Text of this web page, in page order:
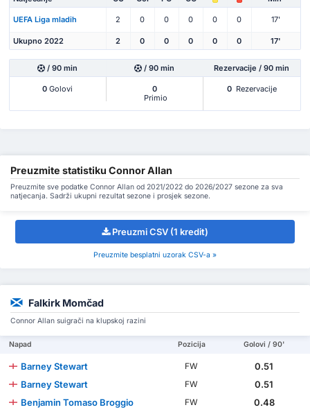
UEFA Liga mladih 2 0 0 0 0 0 17'
Ukupno 2022 2 0 0 0 0 0 17'
/ 90 min / 90 min Rezervacije / 90 min
0 Golovi
0
Primio
0 Rezervacije
Preuzmite statistiku Connor Allan
Preuzmite sve podatke Connor Allan od 2021/2022 do 2026/2027 sezone za sva
natjecanja. Sadrži ukupni rezultat sezone i prosjek sezone.
Preuzmi CSV (1 kredit)
Preuzmite besplatni uzorak CSV-a »
Falkirk Momčad
Connor Allan suigrači na klupskoj razini
Napad Pozicija Golovi / 90'
Barney Stewart FW
0.51
Barney Stewart
FW
0.51
Benjamin Tomaso Broggio
FW
0.48